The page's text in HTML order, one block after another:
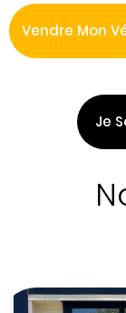
Vendre Mon
Je